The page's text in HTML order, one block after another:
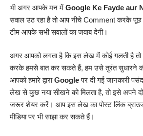
भी अगर आपके मन में Google Ke Fayde aur
सवाल उठ रहा है तो आप नीचे Comment करके पूछ
टीम आपके सभी सवालों का जवाब देगी।
अगर आपको लगता है कि इस लेख में कोई गलती है
करके हमसे बात कर सकते हैं, हम उसे तुरंत सुधारने
आपको हमारे द्वाराGoogle पर दी गई जानकारी
लेख से कुछ नया सीखने को मिलता है, तो इसे अपने
जरूर शेयर करें। आप इस लेख का पोस्ट लिंक
मीडिया पर भी साझा कर सकते हैं।